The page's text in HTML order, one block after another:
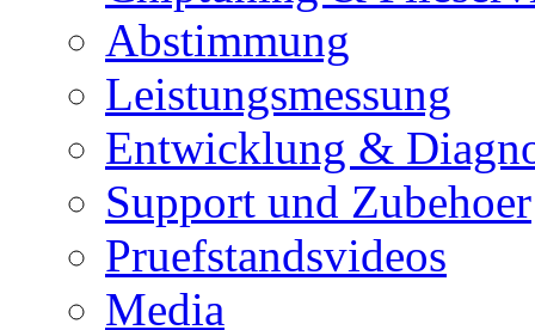
Abstimmung
Leistungsmessung
Entwicklung &
Support und Zubehoer
Pruefstandsvideos
Media